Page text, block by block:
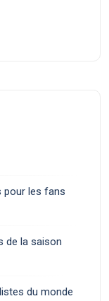
pour les fans
de la saison
du monde